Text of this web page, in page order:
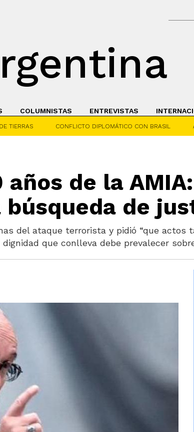
COLUMNISTAS ENTREVISTAS
TIERRAS CONFLICTO DIPLOMÁTICO CON BRASIL
de la
de
del ataque terrorista y pidió “que actos
que conlleva debe prevalecer